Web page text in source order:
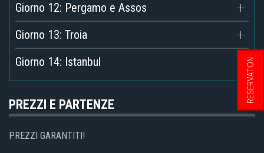
Giorno 12: Pergamo e Assos
Giorno 13: Troia
Giorno 14: Istanbul
PREZZI E PARTENZE
PREZZI GARANTITI!
RESERVATION